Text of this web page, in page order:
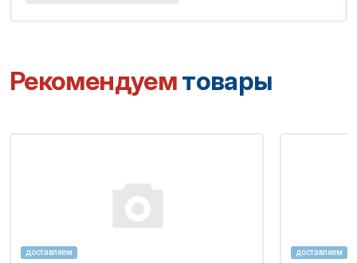
Рекомендуемтовары
доставляем доставляем